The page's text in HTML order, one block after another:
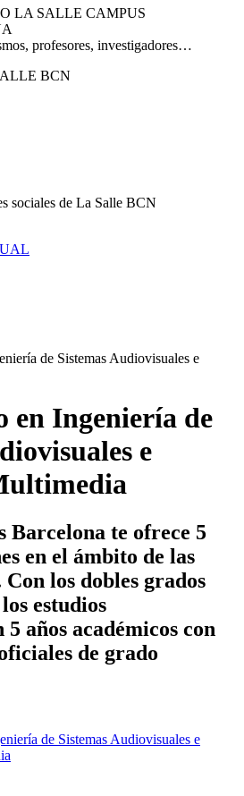
LA SALLE CAMPUS
profesores, investigadores…
BCN
sociales de La Salle BCN
en Ingeniería de
e
Barcelona te ofrece 5
en el ámbito de las
los dobles grados
estudios
años académicos con
de grado
de Sistemas Audiovisuales e